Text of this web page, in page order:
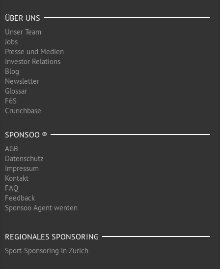
ÜBER UNS
Unser Team
Jobs
Presse und Medien
Investor Relations
Blog
Newsletter
Glossar
F6S
Crunchbase
SPONSOO ®
AGB
Datenschutz
Impressum
Kontakt
FAQ
Feedback
Sponsoo Agent werden
REGIONALES SPONSORING
Sport-Sponsoring in Zürich